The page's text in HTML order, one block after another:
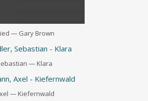
— Gary Brown
— Klara
— Kiefernwald